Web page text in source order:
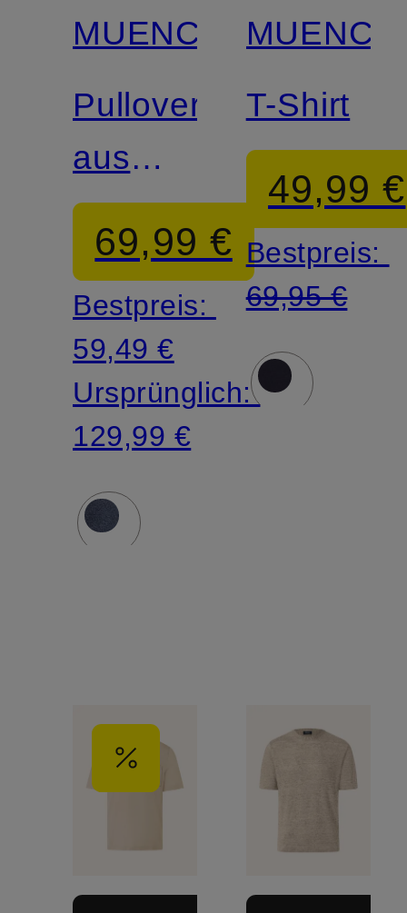
MUENCHEN
Pullover
aus
Merinowolle
69,99 €
Bestpreis:
59,49 €
Ursprünglich:
129,99 €
T-Shirt
49,99 €
Bestpreis:
69,95 €